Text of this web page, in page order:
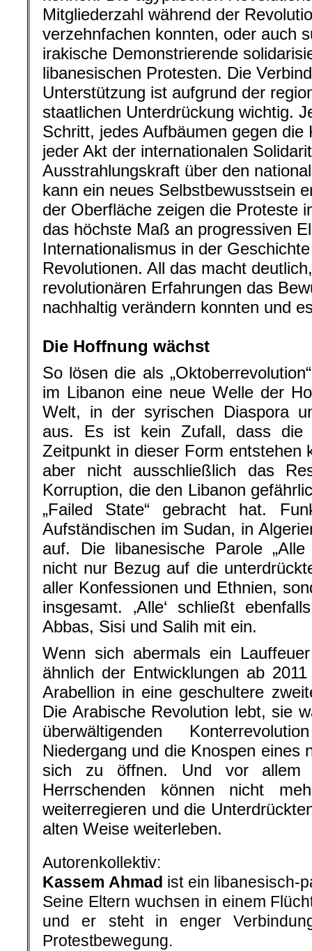
Mitgliederzahl während der
verzehnfachen konnten, oder auch
irakische Demonstrierende
libanesischen Protesten. Die
Unterstützung ist aufgrund der
staatlichen Unterdrückung wichtig.
Schritt, jedes Aufbäumen gegen die
jeder Akt der internationalen
Ausstrahlungskraft über den
kann ein neues Selbstbewusstsein
der Oberfläche zeigen die Proteste
das höchste Maß an progressiven
Internationalismus in der
Revolutionen. All das macht
revolutionären Erfahrungen das
nachhaltig verändern konnten und
Die Hoffnung wächst
So lösen die als
im Libanon eine neue Welle der
Welt, in der syrischen Diaspora
aus. Es ist kein Zufall, dass die
Zeitpunkt in dieser Form entstehen
aber nicht ausschließlich das
Korruption, die den Libanon
„Failed State“ gebracht hat.
Aufständischen im Sudan, in
auf. Die libanesische Parole
nicht nur Bezug auf die
aller Konfessionen und Ethnien,
insgesamt. ‚Alle‘ schließt
Abbas, Sisi und Salih mit ein.
Wenn sich abermals ein
ähnlich der Entwicklungen ab
Arabellion in eine geschultere
Die Arabische Revolution lebt, sie
überwältigenden
Niedergang und die Knospen eines
sich zu öffnen. Und vor allem
Herrschenden können nicht
weiterregieren und die
alten Weise weiterleben.
Autorenkollektiv:
Kassem Ahmad ist ein libanesisch-
Seine Eltern wuchsen in einem
und er steht in enger
Protestbewegung.